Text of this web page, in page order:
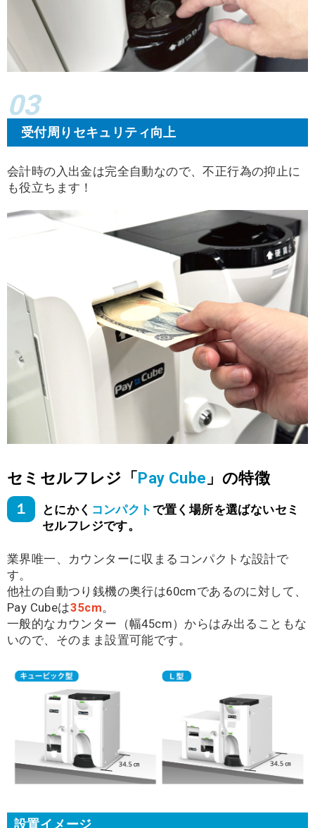
03
受付周りセキュリティ向上
会計時の入出金は完全自動なので、不正行為の抑止に
も役立ちます！
セミセルフレジ「 Pay Cube 」の特徴
１ とにかく コンパクト で置く場所を選ばないセミ
セルフレジです。
業界唯一、カウンターに収まるコンパクトな設計で
す。
他社の自動つり銭機の奥行は60cmであるのに対して、
Pay Cubeは35cm。
一般的なカウンター（幅45cm）からはみ出ることもな
いので、そのまま設置可能です。
設置イメージ